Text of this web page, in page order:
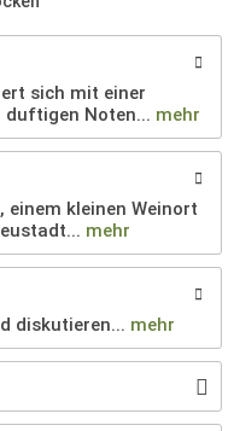
sich mit einer
Noten... mehr
einem kleinen Weinort
mehr
diskutieren... mehr